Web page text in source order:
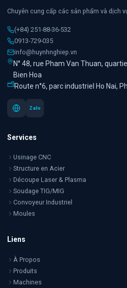
Chuyên cung cấp các sản phẩm và dịch
(+84) 251-88-36-532
0913-729-035
info@huynhnghiep.vn
N° 48, rue Pham Van Thuan,
Bien Hoa
Route n°6, parc industriel Ho Nai,
Zalo
Services
Usinage CNC
Structure en Acier
Découpe Laser & Plasma
Soudage TIG/MIG
Convoyeur Industriel
Moules
Liens
À Propos
Produits
Machines